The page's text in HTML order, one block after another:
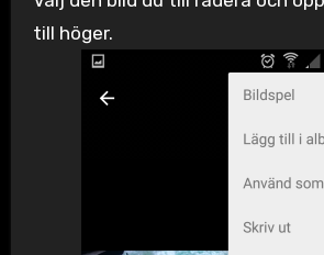
till höger.